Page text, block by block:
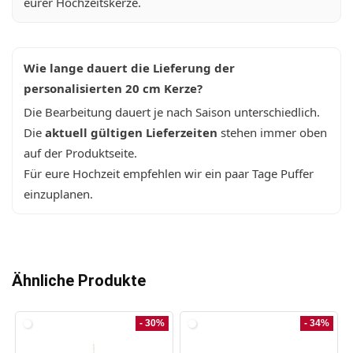
Wie lange dauert die Lieferung der
personalisierten 20 cm Kerze?
Die Bearbeitung dauert je nach Saison unterschiedlich.
Die aktuell gültigen Lieferzeiten stehen immer oben
auf der Produktseite.
Für eure Hochzeit empfehlen wir ein paar Tage Puffer
einzuplanen.
Ähnliche Produkte
- 30% - 34%